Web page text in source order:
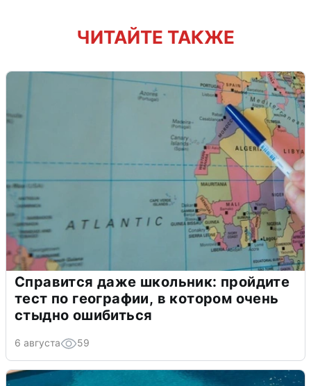
ЧИТАЙТЕ ТАКЖЕ
Справится даже школьник: пройдите
тест по географии, в котором очень
стыдно ошибиться
6 августа 59